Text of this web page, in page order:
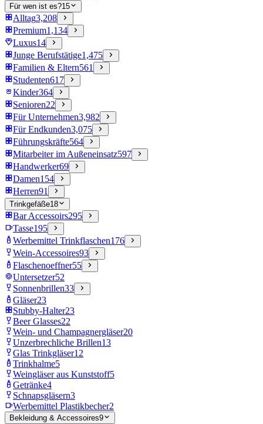
Für wen ist es?15
Alltag3,208
Premium1,134
Luxus14
Junge Berufstätige1,475
Familien & Eltern561
Studenten617
Kinder364
Senioren22
Für Unternehmen3,982
Für Endkunden3,075
Führungskräfte564
Mitarbeiter im Außeneinsatz597
Handwerker69
Damen154
Herren91
Trinkgefäße18
Bar Accessoirs295
Tasse195
Werbemittel Trinkflaschen176
Wein-Accessoires93
Flaschenoeffner55
Untersetzer52
Sonnenbrillen33
Gläser23
Stubby-Halter23
Beer Glasses22
Wein- und Champagnergläser20
Unzerbrechliche Brillen13
Glas Trinkgläser12
Trinkhalme5
Weingläser aus Kunststoff5
Getränke4
Schnapsgläsern3
Werbemittel Plastikbecher2
Bekleidung & Accessoires9